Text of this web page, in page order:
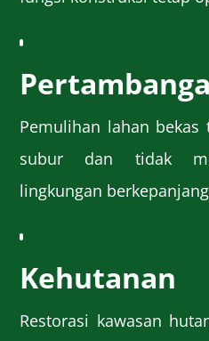
Pemulihan lahan bekas
subur dan tidak
lingkungan
Kehutanan
Restorasi kawasan